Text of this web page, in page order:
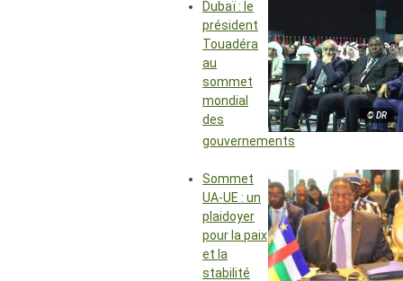
© DR
Dubaï : le
président
Touadéra
au
sommet
mondial
des
gouvernements
Sommet
UA-UE : un
plaidoyer
pour la paix
et la
stabilité